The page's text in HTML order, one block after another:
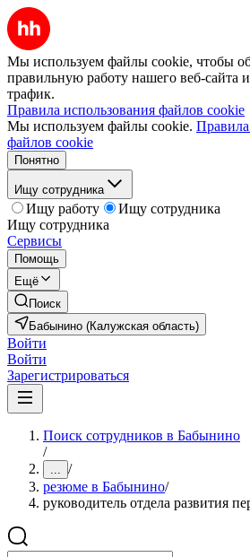
Мы используем файлы cookie, чтобы
правильную работу нашего веб-сайта
трафик.
Правила использования файлов cookie
Мы используем файлы cookie.
файлов cookie
Понятно
Ищу сотрудника
Ищу работу
Ищу сотрудника
Ищу сотрудника
Сервисы
Помощь
Ещё
Поиск
Бабынино (Калужская область)
Войти
Войти
Зарегистрироваться
Поиск сотрудников в Бабынино
/
... /
резюме в Бабынино/
руководитель отдела развития